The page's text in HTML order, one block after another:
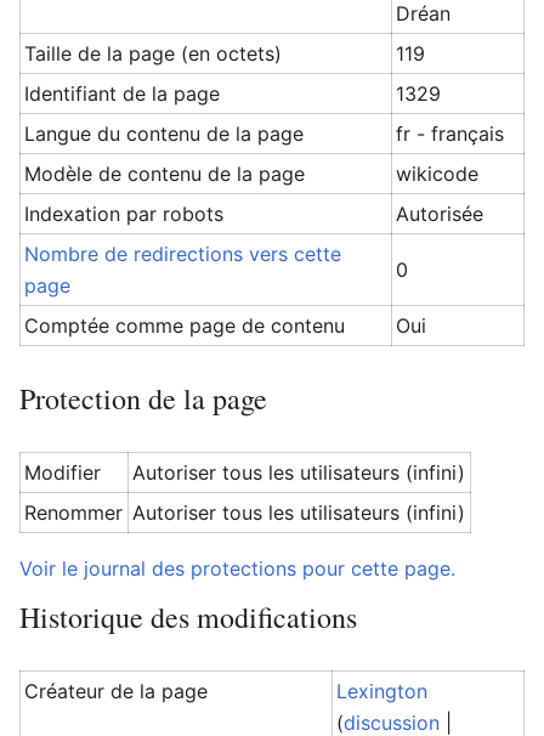
Dréan
Taille de la page (en octets)
119
Identifiant de la page
1329
Langue du contenu de la page
fr - français
Modèle de contenu de la page
wikicode
Indexation par robots
Autorisée
Nombre de redirections vers cette
page
0
Comptée comme page de contenu Oui
Protection de la page
Modifier
Autoriser tous les utilisateurs (infini)
Renommer Autoriser tous les utilisateurs (infini)
Voir le journal des protections pour cette page.
Historique des modifications
Créateur de la page
Lexington
(discussion